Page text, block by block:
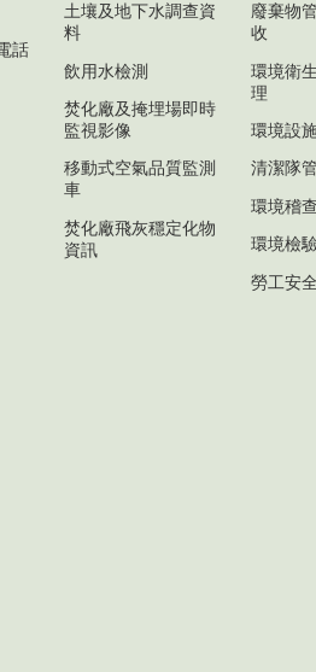
話
土壤及地下水調查資
料
飲用水檢測
焚化廠及掩埋場即時
監視影像
移動式空氣品質監測
車
焚化廠飛灰穩定化物
資訊
廢棄物
收
環境衛
理
環境設
清潔隊
環境稽查
環境檢
勞工安